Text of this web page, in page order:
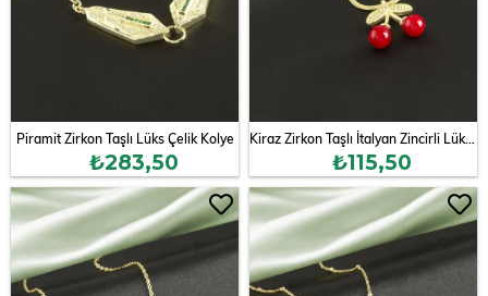
Piramit Zirkon Taşlı Lüks Çelik Kolye
₺283,50 ₺115,50